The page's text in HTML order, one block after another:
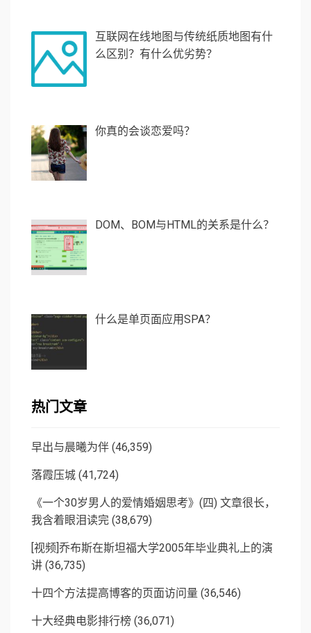
互联网在线地图与传统纸质地图有什
么区别？有什么优劣势？
你真的会谈恋爱吗？
DOM、BOM与HTML的关系是什么？
什么是单页面应用SPA？
热门文章
早出与晨曦为伴 (46,359)
落霞压城 (41,724)
《一个30岁男人的爱情婚姻思考》(四) 文章很长，
我含着眼泪读完 (38,679)
[视频]乔布斯在斯坦福大学2005年毕业典礼上的演
讲 (36,735)
十四个方法提高博客的页面访问量 (36,546)
十大经典电影排行榜 (36,071)